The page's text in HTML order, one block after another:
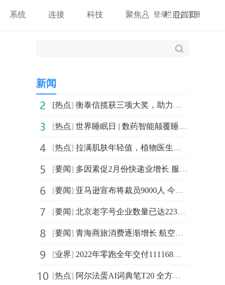
登录 注册
系统 连接 科技 聚焦 栏目首页
新闻
[热点] 衡泰信揽获三项大奖，助力高尔夫体育事业高质量发展！
[热点] 世界睡眠日 | 数药智能颠覆睡眠产业，数眠助你打造熟睡
[热点] 拉满肌肤年轻值，植物医生红茶系列日常必备
[要闻] 多因素促2月份快递业增长 服务质量成比拼重点
[要闻] 亚马逊宣布将裁员9000人 今年已宣布裁员2.7万人
[要闻] 北京老字号企业数量已达223家 队伍得到进一步壮大
[要闻] 青海商旅消费逐渐增长 航空市场逐步恢复
[业界] 2022年零跑全年交付111168台 同比增长154%
[热点] 阿尔法蛋AI词典笔T20 全方位助力孩子“弯道超车”